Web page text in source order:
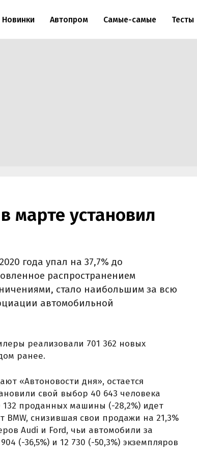
Новинки Автопром Самые-самые Тесты
марте установил
года упал на 37,7% до
распространением
стало наибольшим за всю
автомобильной
реализовали 701 362 новых
ранее.
«Автоновости дня», остается
свой выбор 40 643 человека
132 проданных машины (-28,2%) идет
BMW, снизившая свои продажи на 21,3%
Audi и Ford, чьи автомобили за
(-36,5%) и 12 730 (-50,3%) экземпляров